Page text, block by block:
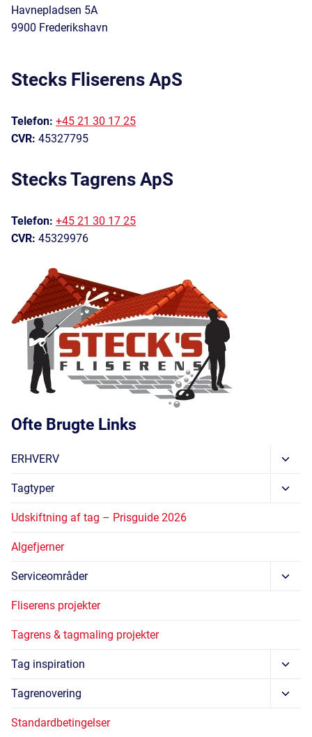
Havnepladsen 5A
9900 Frederikshavn
Stecks Fliserens ApS
Telefon: +45 21 30 17 25
CVR: 45327795
Stecks Tagrens ApS
Telefon: +45 21 30 17 25
CVR: 45329976
Ofte Brugte Links
ERHVERV
Skift
Tagtyper
Skift
Udskiftning af tag – Prisguide 2026
Algefjerner
Serviceområder
Skift
Fliserens projekter
Tagrens & tagmaling projekter
Tag inspiration
Skift
Tagrenovering
Skift
Standardbetingelser